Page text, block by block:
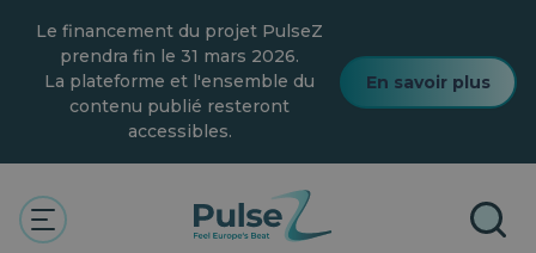
content
Le financement du projet PulseZ
prendra fin le 31 mars 2026.
La plateforme et l'ensemble du
contenu publié resteront
accessibles.
En savoir plus
< Retour au profil